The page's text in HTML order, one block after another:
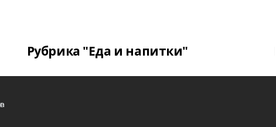
Рубрика "Еда и напитки"